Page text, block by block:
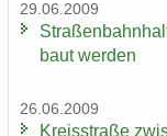
29.06.2009
baut wer­den
26.06.2009
Kreis­stra­ße